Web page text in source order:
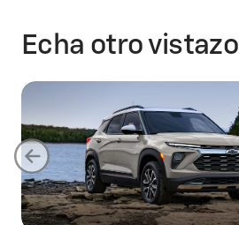
Echa otro vistazo